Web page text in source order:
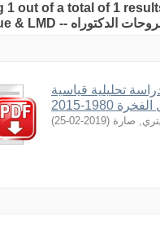
1 out of a total of 1
تحليلية قياسية
2015
صارة (
2019-02-25
)